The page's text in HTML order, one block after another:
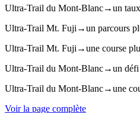
Ultra-Trail du Mont-Blanc→un
Ultra-Trail Mt. Fuji →un parcours
Ultra-Trail Mt. Fuji →une course
Ultra-Trail du Mont-Blanc→un
Ultra-Trail du Mont-Blanc→une
Voir la page complète